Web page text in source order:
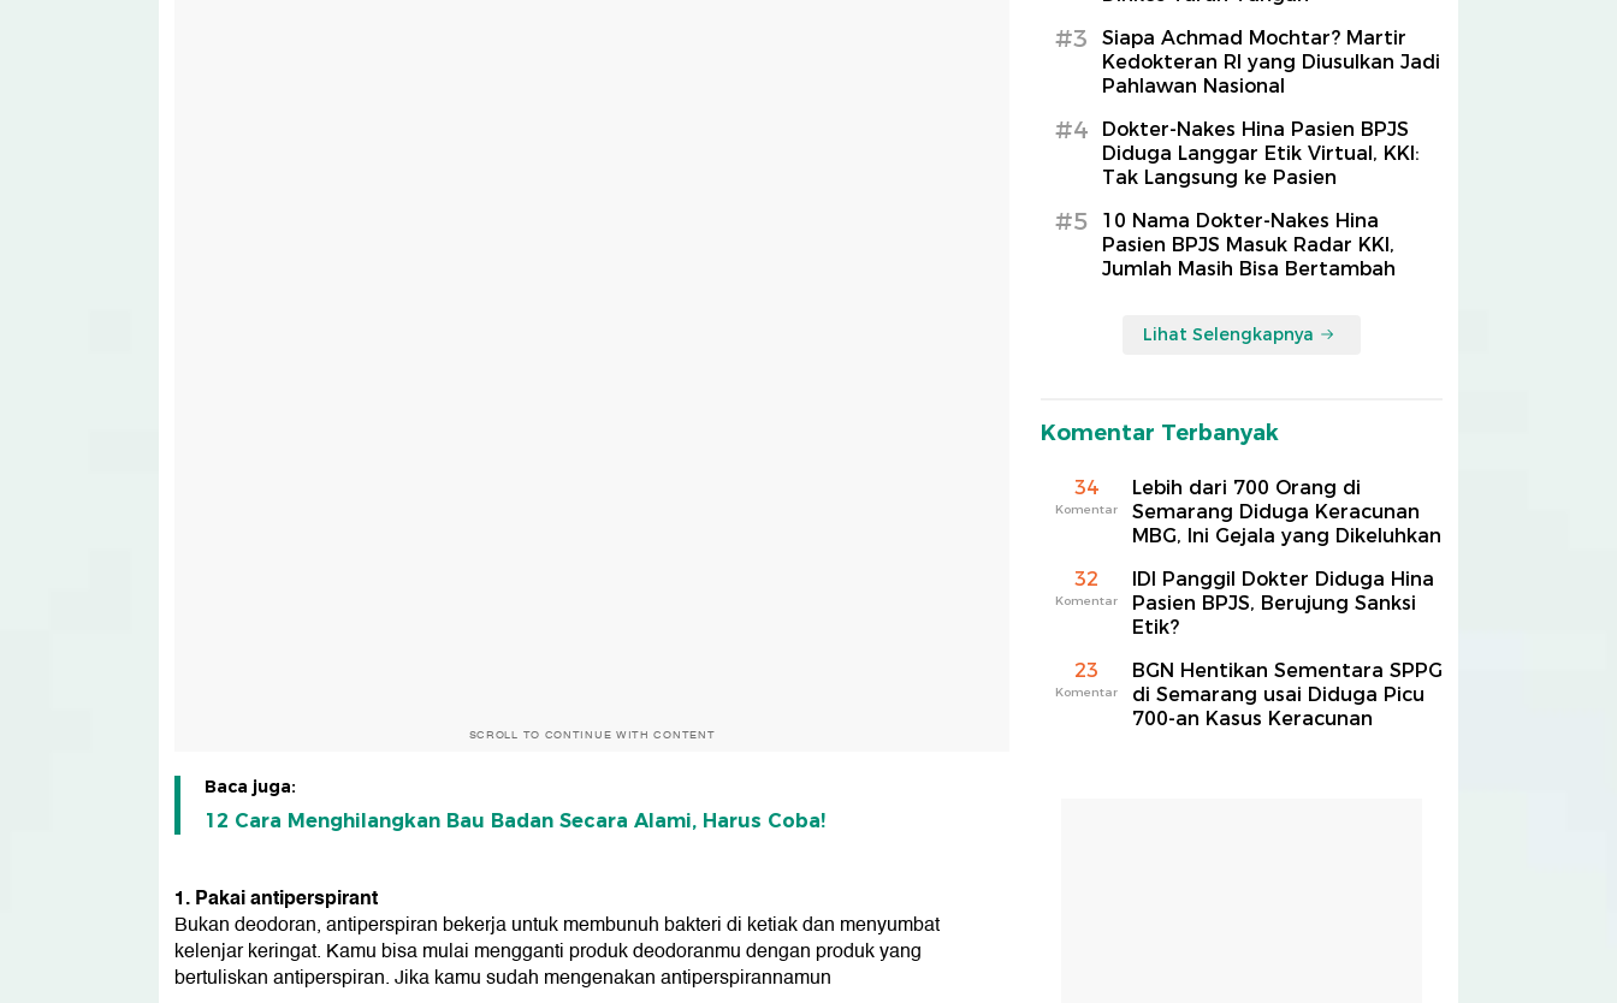
SCROLL TO CONTINUE WITH CONTENT
Baca juga:
12 Cara Menghilangkan Bau Badan Secara Alami, Harus Coba!
1. Pakai antiperspirant
Bukan deodoran, antiperspiran bekerja untuk membunuh bakteri di ketiak dan menyumbat
kelenjar keringat. Kamu bisa mulai mengganti produk deodoranmu dengan produk yang
bertuliskan antiperspiran. Jika kamu sudah mengenakan antiperspirannamun
#3
Siapa Achmad Mochtar? Martir
Kedokteran RI yang Diusulkan Jadi
Pahlawan Nasional
#4
Dokter-Nakes Hina Pasien BPJS
Diduga Langgar Etik Virtual, KKI:
Tak Langsung ke Pasien
#5
10 Nama Dokter-Nakes Hina
Pasien BPJS Masuk Radar KKI,
Jumlah Masih Bisa Bertambah
Lihat Selengkapnya
Komentar Terbanyak
34
Komentar
Lebih dari 700 Orang di
Semarang Diduga Keracunan
MBG, Ini Gejala yang Dikeluhkan
32
Komentar
IDI Panggil Dokter Diduga Hina
Pasien BPJS, Berujung Sanksi
Etik?
23
Komentar
BGN Hentikan Sementara SPPG
di Semarang usai Diduga Picu
700-an Kasus Keracunan